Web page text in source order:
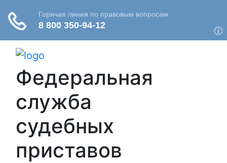
Федеральная
служба
судебных
приставов